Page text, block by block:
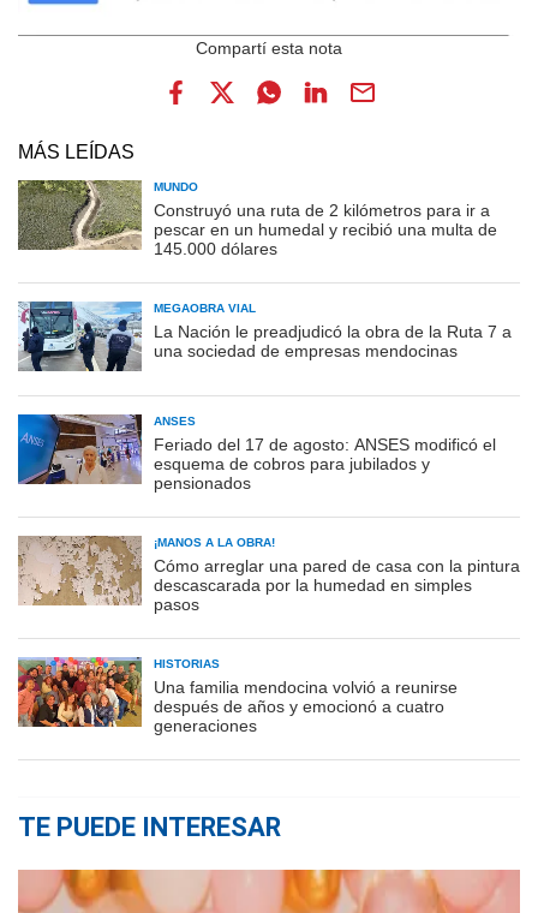
MÁS LEÍDAS
MUNDO
Construyó una ruta de 2 kilómetros para ir a
pescar en un humedal y recibió una multa de
145.000 dólares
MEGAOBRA VIAL
La Nación le preadjudicó la obra de la Ruta 7 a
una sociedad de empresas mendocinas
ANSES
Feriado del 17 de agosto: ANSES modificó el
esquema de cobros para jubilados y
pensionados
¡MANOS A LA OBRA!
Cómo arreglar una pared de casa con la pintura
descascarada por la humedad en simples
pasos
HISTORIAS
Una familia mendocina volvió a reunirse
después de años y emocionó a cuatro
generaciones
TE PUEDE INTERESAR